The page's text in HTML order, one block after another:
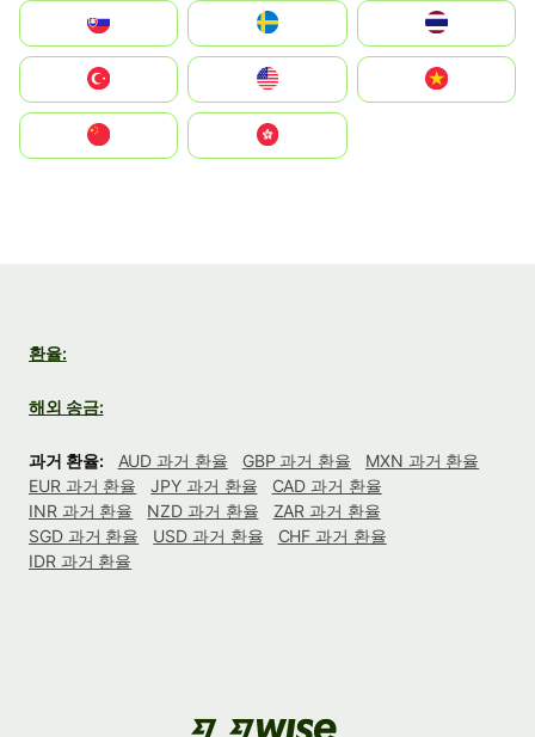
United States
中國香港特別行政區
환율:
해외 송금:
과거 환율: AUD 과거 환율 GBP 과거 환율
MXN 과거 환율
EUR 과거 환율
JPY 과거 환율
CAD 과거 환율
INR 과거 환율
NZD 과거 환율
ZAR 과거 환율
SGD 과거 환율
USD 과거 환율
CHF 과거 환율
IDR 과거 환율